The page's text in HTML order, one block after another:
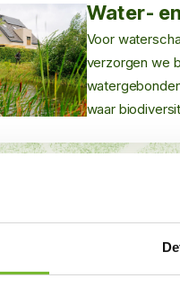
Water-
Voor
verzorgen we
waar